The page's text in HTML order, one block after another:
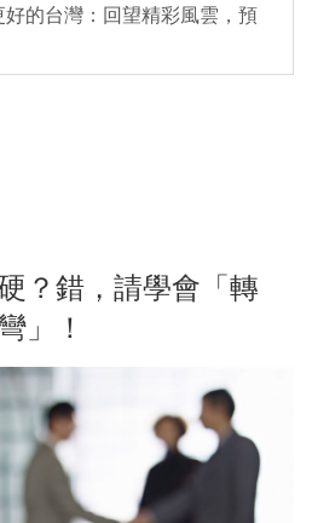
的台灣：回望精彩風雲，預
？錯，請學會「轉
」！